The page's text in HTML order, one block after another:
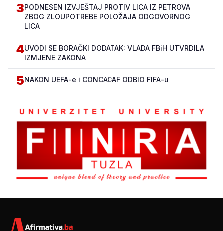
3PODNESEN IZVJEŠTAJ PROTIV LICA IZ PETROVA
ZBOG ZLOUPOTREBE POLOŽAJA ODGOVORNOG
LICA
4UVODI SE BORAČKI DODATAK: VLADA FBiH UTVRDILA
IZMJENE ZAKONA
5NAKON UEFA-e i CONCACAF ODBIO FIFA-u